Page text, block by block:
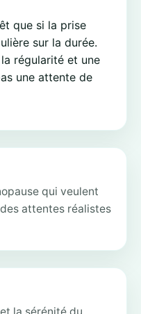
que si la prise
sur la durée.
régularité et une
une attente de
qui veulent
attentes réalistes